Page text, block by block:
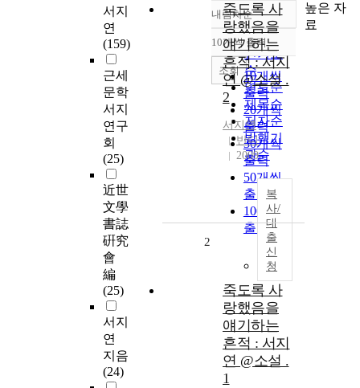
서지
연
(159)
근세
문학
서지
연구
회
(25)
近世
文學
書誌
硏究
會
編
(25)
서지
연
지음
(24)
정확도
순
인기도
순
연도순
제목순
저자순
발행기
관순
내림차순
내림차순
10개씩 출력
10개씩
출력
20개씩
출력
30개씩
출력
50개씩
출력
100개씩
출력
조회
죽도록 사
랑했음을
얘기하는
흔적 : 서지
연 @소설 .
2
서지연
반디
2009
복
사/
대
출
신
청
2
죽도록 사
랑했음을
얘기하는
흔적 : 서지
연 @소설 .
1
높은 자
료